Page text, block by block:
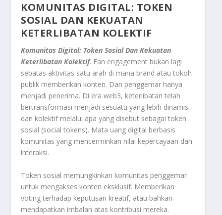
KOMUNITAS DIGITAL: TOKEN
SOSIAL DAN KEKUATAN
KETERLIBATAN KOLEKTIF
Komunitas Digital: Token Sosial Dan Kekuatan
Keterlibatan Kolektif. Fan engagement bukan lagi
sebatas aktivitas satu arah di mana brand atau tokoh
publik memberikan konten. Dan penggemar hanya
menjadi penerima. Di era web3, keterlibatan telah
bertransformasi menjadi sesuatu yang lebih dinamis
dan kolektif melalui apa yang disebut sebagai token
sosial (social tokens). Mata uang digital berbasis
komunitas yang mencerminkan nilai kepercayaan dan
interaksi.
Token sosial memungkinkan komunitas penggemar
untuk mengakses konten eksklusif. Memberikan
voting terhadap keputusan kreatif, atau bahkan
mendapatkan imbalan atas kontribusi mereka.